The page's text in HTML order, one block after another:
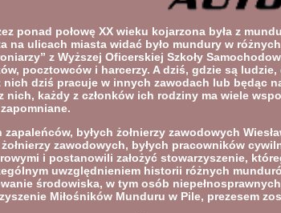
ponad połowę XX wieku kojarzona była z
na ulicach miasta widać było mundury w
z Wyższej Oficerskiej Szkoły
pocztowców i harcerzy. A dziś, gdzie są
nich dziś pracuje w innych zawodach lub będąc
nich, każdy z członków ich rodziny ma wiele
zapaleńców, byłych żołnierzy zawodowych
żołnierzy zawodowych, byłych pracowników
i postanowili założyć stowarzyszenie,
uwzględnieniem historii różnych
środowiska, w tym osób
Miłośników Munduru w Pile, prezesem